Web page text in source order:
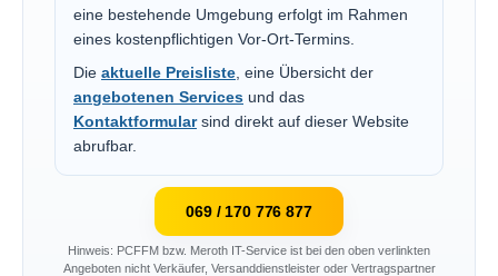
eine bestehende Umgebung erfolgt im Rahmen
eines kostenpflichtigen Vor-Ort-Termins.
Die aktuelle Preisliste , eine Übersicht der
angebotenen Services und das
Kontaktformularsind direkt auf dieser Website
abrufbar.
069 / 170 776 877
Hinweis: PCFFM bzw. Meroth IT-Service ist bei den oben verlinkten
Angeboten nicht Verkäufer, Versanddienstleister oder Vertragspartner